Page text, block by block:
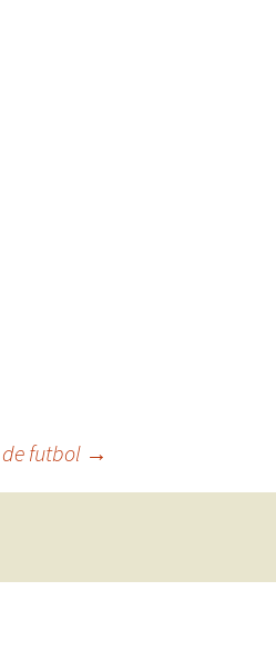
futbol →